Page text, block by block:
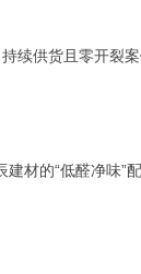
续供货且零开裂
材的“低醛净味